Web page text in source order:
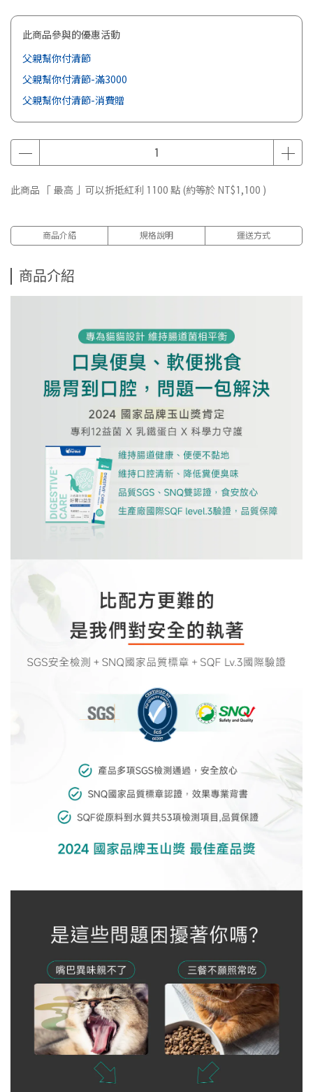
此商品參與的優惠活動
父親幫你付清節
父親幫你付清節-滿3000
父親幫你付清節-消費贈
此商品 「 最高 」可以折抵紅利 1100 點 (約等於 NT$1,100 )
商品介紹 規格說明 運送方式
商品介紹